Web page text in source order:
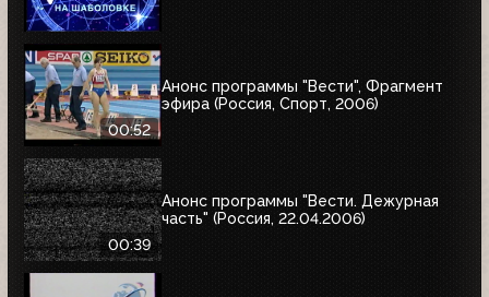
00:52
Анонс программы "Вести", Фрагмент
эфира (Россия, Спорт, 2006)
00:39
Анонс программы "Вести. Дежурная
часть" (Россия, 22.04.2006)